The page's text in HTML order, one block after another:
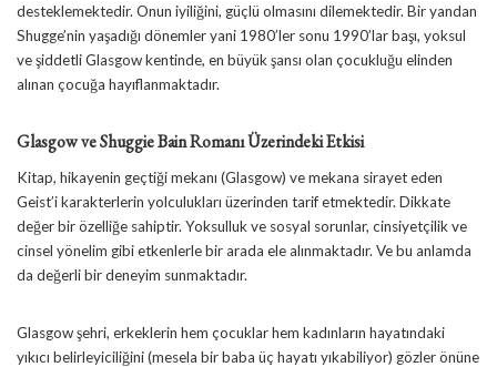
desteklemektedir. Onun iyiliğini, güçlü olmasını dilemektedir. Bir yandan
Shugge’nin yaşadığı dönemler yani 1980’ler sonu 1990’lar başı, yoksul
ve şiddetli Glasgow kentinde, en büyük şansı olan çocukluğu elinden
alınan çocuğa hayıflanmaktadır.
Glasgow ve Shuggie Bain Romanı Üzerindeki Etkisi
Kitap, hikayenin geçtiği mekanı (Glasgow) ve mekana sirayet eden
Geist’i karakterlerin yolculukları üzerinden tarif etmektedir. Dikkate
değer bir özelliğe sahiptir. Yoksulluk ve sosyal sorunlar, cinsiyetçilik ve
cinsel yönelim gibi etkenlerle bir arada ele alınmaktadır. Ve bu anlamda
da değerli bir deneyim sunmaktadır.
Glasgow şehri, erkeklerin hem çocuklar hem kadınların hayatındaki
yıkıcı belirleyiciliğini (mesela bir baba üç hayatı yıkabiliyor) gözler önüne